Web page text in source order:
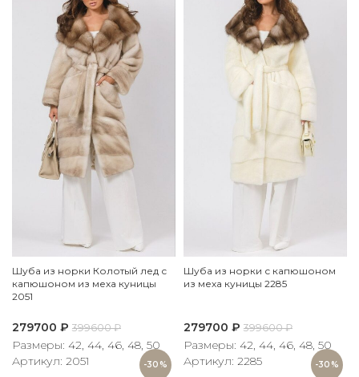
-30%
Шуба из норки Колотый лед с
капюшоном из меха куницы
2051
279700 ₽ 399600₽
Размеры: 42, 44, 46, 48, 50
Артикул: 2051
-30%
Шуба из норки с капюшоном
из меха куницы 2285
279700 ₽ 399600₽
Размеры: 42, 44, 46, 48, 50
Артикул: 2285